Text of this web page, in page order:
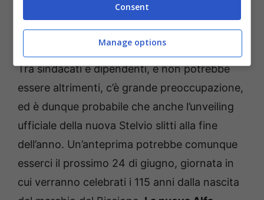
Tra sindacati e dipendenti, e non potrebbe
essere altrimenti, c’è grande preoccupazione,
ed è dunque probabile che anche l’unveiling
ufficiale della nuova Stelvio slitti alla fine
dell’anno. Un’anteprima potrebbe comunque
esserci il prossimo 24 di giugno, giornata in
cui verranno celebrati i 115 anni dalla nascita
Consent
Manage options